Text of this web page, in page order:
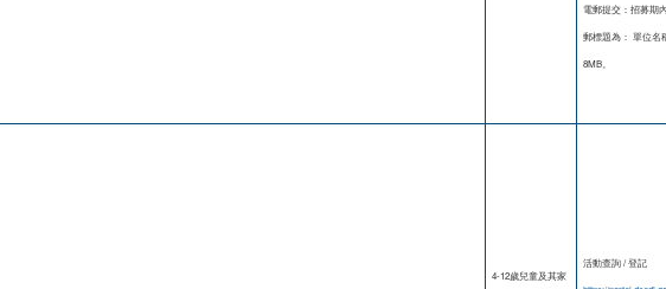
電郵提交：招募期
郵標題為： 單位名
8MB。
4-12歲兒童及其家
活動查詢 / 登記